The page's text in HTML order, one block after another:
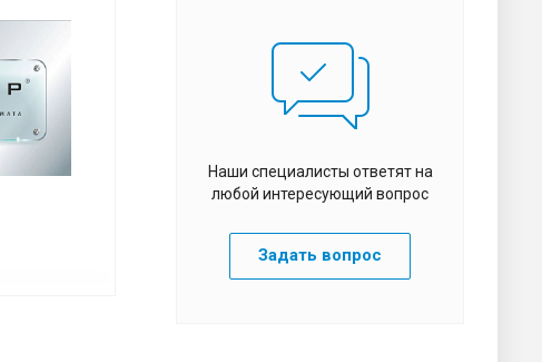
Наши специалисты ответят на
любой интересующий вопрос
Задать вопрос